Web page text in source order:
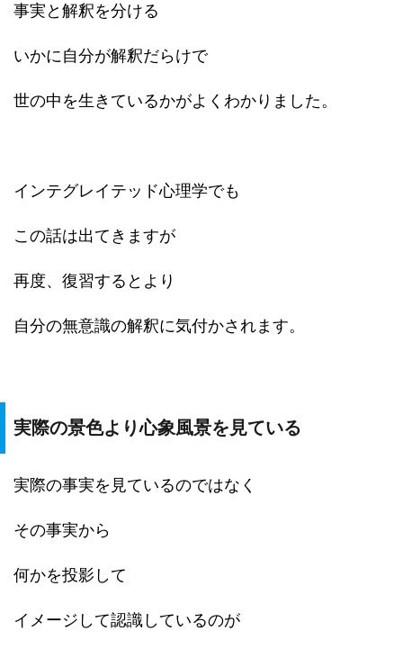
事実と解釈を分ける
いかに自分が解釈だらけで
世の中を生きているかがよくわかりました。
インテグレイテッド心理学でも
この話は出てきますが
再度、復習するとより
自分の無意識の解釈に気付かされます。
実際の景色より心象風景を見ている
実際の事実を見ているのではなく
その事実から
何かを投影して
イメージして認識しているのが